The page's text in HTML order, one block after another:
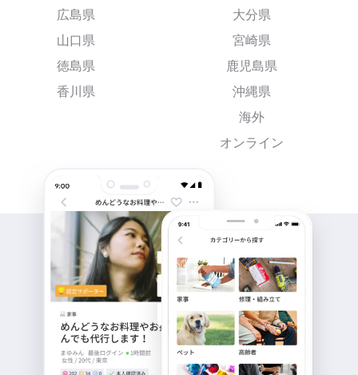
広島県
山口県
徳島県
香川県
大分県
宮崎県
鹿児島県
沖縄県
海外
オンライン